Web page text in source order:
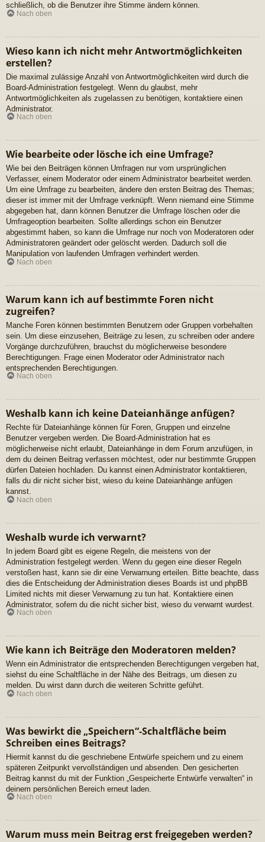
schließlich, ob die Benutzer ihre Stimme ändern können.
Nach oben
Wieso kann ich nicht mehr Antwortmöglichkeiten
erstellen?
Die maximal zulässige Anzahl von Antwortmöglichkeiten wird durch die
Board-Administration festgelegt. Wenn du glaubst, mehr
Antwortmöglichkeiten als zugelassen zu benötigen, kontaktiere einen
Administrator.
Nach oben
Wie bearbeite oder lösche ich eine Umfrage?
Wie bei den Beiträgen können Umfragen nur vom ursprünglichen
Verfasser, einem Moderator oder einem Administrator bearbeitet werden.
Um eine Umfrage zu bearbeiten, ändere den ersten Beitrag des Themas;
dieser ist immer mit der Umfrage verknüpft. Wenn niemand eine Stimme
abgegeben hat, dann können Benutzer die Umfrage löschen oder die
Umfrageoption bearbeiten. Sollte allerdings schon ein Benutzer
abgestimmt haben, so kann die Umfrage nur noch von Moderatoren oder
Administratoren geändert oder gelöscht werden. Dadurch soll die
Manipulation von laufenden Umfragen verhindert werden.
Nach oben
Warum kann ich auf bestimmte Foren nicht
zugreifen?
Manche Foren können bestimmten Benutzern oder Gruppen vorbehalten
sein. Um diese einzusehen, Beiträge zu lesen, zu schreiben oder andere
Vorgänge durchzuführen, brauchst du möglicherweise besondere
Berechtigungen. Frage einen Moderator oder Administrator nach
entsprechenden Berechtigungen.
Nach oben
Weshalb kann ich keine Dateianhänge anfügen?
Rechte für Dateianhänge können für Foren, Gruppen und einzelne
Benutzer vergeben werden. Die Board-Administration hat es
möglicherweise nicht erlaubt, Dateianhänge in dem Forum anzufügen, in
dem du deinen Beitrag verfassen möchtest, oder nur bestimmte Gruppen
dürfen Dateien hochladen. Du kannst einen Administrator kontaktieren,
falls du dir nicht sicher bist, wieso du keine Dateianhänge anfügen
kannst.
Nach oben
Weshalb wurde ich verwarnt?
In jedem Board gibt es eigene Regeln, die meistens von der
Administration festgelegt werden. Wenn du gegen eine dieser Regeln
verstoßen hast, kann sie dir eine Verwarnung erteilen. Bitte beachte, dass
dies die Entscheidung der Administration dieses Boards ist und phpBB
Limited nichts mit dieser Verwarnung zu tun hat. Kontaktiere einen
Administrator, sofern du die nicht sicher bist, wieso du verwarnt wurdest.
Nach oben
Wie kann ich Beiträge den Moderatoren melden?
Wenn ein Administrator die entsprechenden Berechtigungen vergeben hat,
siehst du eine Schaltfläche in der Nähe des Beitrags, um diesen zu
melden. Du wirst dann durch die weiteren Schritte geführt.
Nach oben
Was bewirkt die „Speichern“-Schaltfläche beim
Schreiben eines Beitrags?
Hiermit kannst du die geschriebene Entwürfe speichern und zu einem
späteren Zeitpunkt vervollständigen und absenden. Den gesicherten
Beitrag kannst du mit der Funktion „Gespeicherte Entwürfe verwalten“ in
deinem persönlichen Bereich erneut laden.
Nach oben
Warum muss mein Beitrag erst freigegeben werden?